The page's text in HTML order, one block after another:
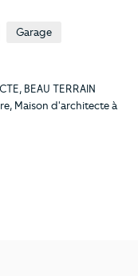
Garage
BEAU TERRAIN
Maison d'architecte à